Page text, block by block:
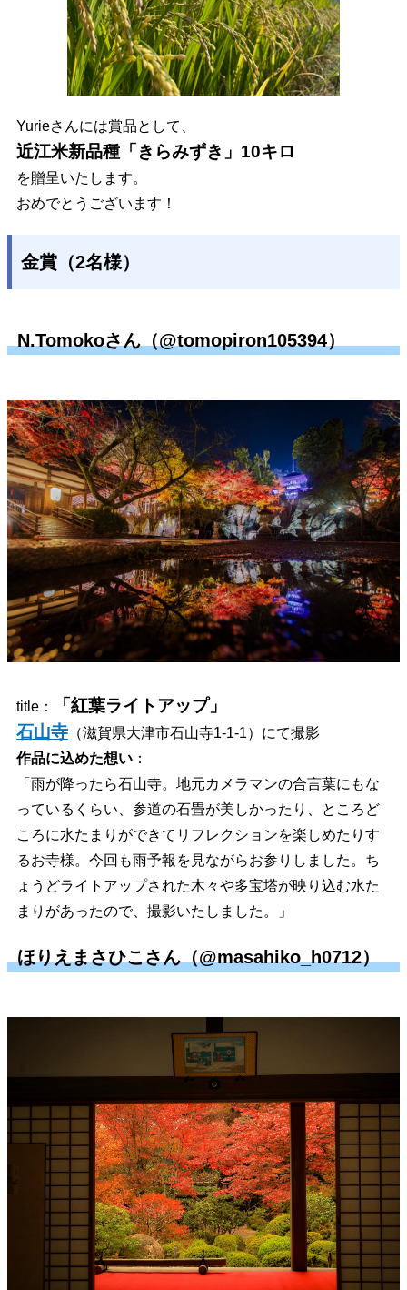
Yurieさんには賞品として、
近江米新品種「きらみずき」10キロ
を贈呈いたします。
おめでとうございます！
金賞（2名様）
N.Tomokoさん（@tomopiron105394）
title： 「紅葉ライトアップ」
石山寺 （滋賀県大津市石山寺1-1-1）にて撮影
作品に込めた想い ：
「雨が降ったら石山寺。地元カメラマンの合言葉にもな
っているくらい、参道の石畳が美しかったり、ところど
ころに水たまりができてリフレクションを楽しめたりす
るお寺様。今回も雨予報を見ながらお参りしました。ち
ょうどライトアップされた木々や多宝塔が映り込む水た
まりがあったので、撮影いたしました。」
ほりえまさひこさん（@masahiko_h0712）